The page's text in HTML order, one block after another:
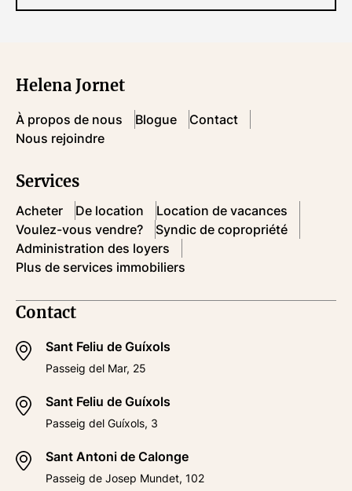
Contact
Sant Feliu de Guíxols
Passeig del Mar, 25
Sant Feliu de Guíxols
Passeig del Guíxols, 3
Sant Antoni de Calonge
Passeig de Josep Mundet, 102
Helena Jornet
À propos de nous Blogue
Contact
Nous rejoindre
Services
Acheter De location
Location de vacances
Voulez-vous vendre?
Syndic de copropriété
Administration des loyers
Plus de services immobiliers